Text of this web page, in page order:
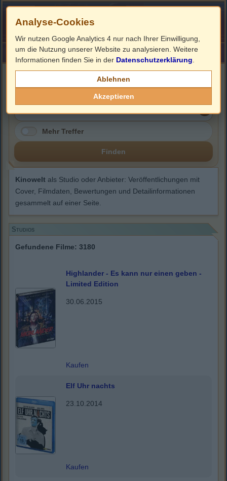
HOME ImpressumLinks
Mehr Treffer
Finden
Kinowelt als Studio oder Anbieter: Veröffentlichungen mit
Cover, Filmdaten, Bewertungen und Detailinformationen
gesammelt auf einer Seite.
Studios
Gefundene Filme: 3180
Highlander - Es kann nur einen geben -
Limited Edition
30.06.2015
Kaufen
Elf Uhr nachts
23.10.2014
Kaufen
Analyse-Cookies
Wir nutzen Google Analytics 4 nur nach Ihrer Einwilligung,
um die Nutzung unserer Website zu analysieren. Weitere
Informationen finden Sie in der Datenschutzerklärung
Ablehnen
Akzeptieren